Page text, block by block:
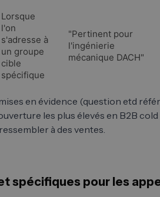
Lorsque
l'on
s'adresse à
un groupe
cible
spécifique
"Pertinent pour
l'ingénierie
mécanique DACH"
en évidence (question etd
les plus élevés en B2B
à des ventes.
spécifiques pour les